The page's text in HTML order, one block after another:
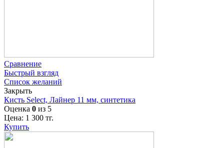
Сравнение
Быстрый взгляд
Список желаний
Закрыть
Кисть Select, Лайнер 11 мм, синтетика
Оценка 0 из 5
Цена: 1 300 тг.
Купить